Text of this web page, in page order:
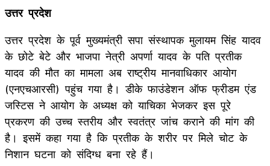
उत्तर प्रदेश
उत्तर प्रदेश के पूर्व मुख्यमंत्री सपा संस्थापक मुलायम सिंह यादव
के छोटे बेटे और भाजपा नेत्री अपर्णा यादव के पति प्रतीक
यादव की मौत का मामला अब राष्ट्रीय मानवाधिकार आयोग
(एनएचआरसी) पहुंच गया है। डीके फाउंडेशन ऑफ फ्रीडम एंड
जस्टिस ने आयोग के अध्यक्ष को याचिका भेजकर इस पूरे
प्रकरण की उच्च स्तरीय और स्वतंत्र जांच कराने की मांग की
है। इसमें कहा गया है कि प्रतीक के शरीर पर मिले चोट के
निशान घटना को संदिग्ध बना रहे हैं।